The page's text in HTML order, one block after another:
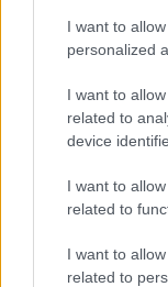
I want to
personalized
I want to
related to
device
I want to
related to
I want to
related to